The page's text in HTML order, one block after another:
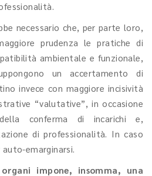
necessario che, per parte loro,
prudenza le pratiche di
ambientale e funzionale,
un accertamento di
invece con maggiore incisività
“valutative”, in occasione
conferma di incarichi e,
di professionalità. In caso
emarginarsi.
impone, insomma, una